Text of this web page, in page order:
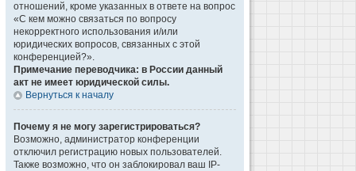
отношений, кроме указанных в ответе на вопрос
«С кем можно связаться по вопросу
некорректного использования и/или
юридических вопросов, связанных с этой
конференцией?».
Примечание переводчика: в России данный
акт не имеет юридической силы.
Вернуться к началу
Почему я не могу зарегистрироваться?
Возможно, администратор конференции
отключил регистрацию новых пользователей.
Также возможно, что он заблокировал ваш IP-